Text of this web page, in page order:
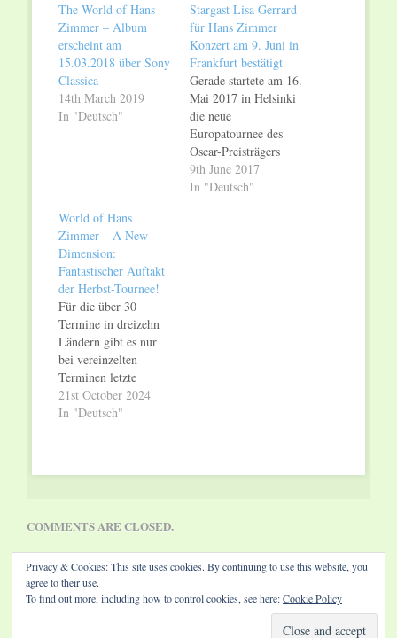
The World of Hans
Zimmer – Album
erscheint am
15.03.2018 über Sony
Classica
14th March 2019
In "Deutsch"
Stargast Lisa Gerrard
für Hans Zimmer
Konzert am 9. Juni in
Frankfurt bestätigt
Gerade startete am 16.
Mai 2017 in Helsinki
die neue
Europatournee des
Oscar-Preisträgers
Hans Zimmer, der
noch bis Ende Juni
9th June 2017
In "Deutsch"
World of Hans
Zimmer – A New
Dimension:
Fantastischer Auftakt
der Herbst-Tournee!
Für die über 30
Termine in dreizehn
Ländern gibt es nur
bei vereinzelten
Terminen letzte
Tickets. Alle
Deutschland-Termine
Die Herbsttournee von
„The World of Hans
Zimmer – A New
Dimension“ hat einen
fantastischen Auftakt
in der…
21st October 2024
In "Deutsch"
COMMENTS ARE CLOSED.
Privacy & Cookies: This site uses cookies. By continuing to use this website, you
agree to their use.
To find out more, including how to control cookies, see here:Cookie Policy